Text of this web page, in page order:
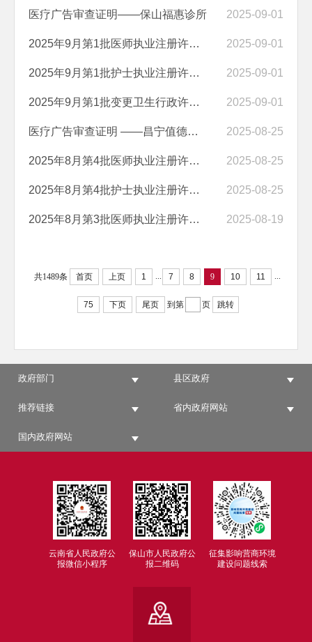
医疗广告审查证明——保山福惠诊所 2025-09-01
2025年9月第1批医师执业注册许可情况公示 2025-09-01
2025年9月第1批护士执业注册许可情况公示 2025-09-01
2025年9月第1批变更卫生行政许可事项情况公示 2025-09-01
医疗广告审查证明 ——昌宁值德口腔诊所 2025-08-25
2025年8月第4批医师执业注册许可情况公示 2025-08-25
2025年8月第4批护士执业注册许可情况公示 2025-08-25
2025年8月第3批医师执业注册许可情况公示 2025-08-19
共1489条 首页 上页 1 ... 7 8 9 10 11 ...
75 下页 尾页 到第 页 跳转
政府部门 县区政府
推荐链接 省内政府网站
国内政府网站
云南省人民政府公
报微信小程序
保山市人民政府公
报二维码
征集影响营商环境
建设问题线索